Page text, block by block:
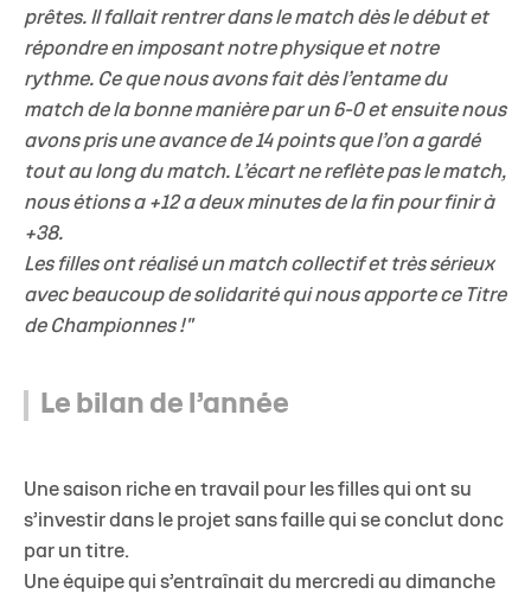
prêtes. Il fallait rentrer dans le match dès le début et
répondre en imposant notre physique et notre
rythme. Ce que nous avons fait dès l’entame du
match de la bonne manière par un 6-0 et ensuite nous
avons pris une avance de 14 points que l’on a gardé
tout au long du match. L’écart ne reflète pas le match,
nous étions a +12 a deux minutes de la fin pour finir à
+38.
Les filles ont réalisé un match collectif et très sérieux
avec beaucoup de solidarité qui nous apporte ce Titre
de Championnes !"
Le bilan de l’année
Une saison riche en travail pour les filles qui ont su
s’investir dans le projet sans faille qui se conclut donc
par un titre.
Une équipe qui s’entraînait du mercredi au dimanche